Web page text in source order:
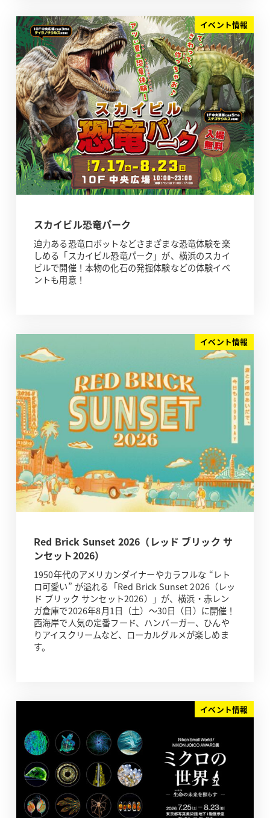
イベント情報
スカイビル恐竜パーク
迫力ある恐竜ロボットなどさまざまな恐竜体験を楽
しめる「スカイビル恐竜パーク」が、横浜のスカイ
ビルで開催！本物の化石の発掘体験などの体験イベ
ントも用意！
イベント情報
Red Brick Sunset 2026（レッド ブリック サ
ンセット2026）
1950年代のアメリカンダイナーやカラフルな “レト
ロ可愛い” が溢れる「Red Brick Sunset 2026（レッ
ド ブリック サンセット2026）」が、横浜・赤レン
ガ倉庫で2026年8月1日（土）～30日（日）に開催！
西海岸で人気の定番フード、ハンバーガー、ひんや
りアイスクリームなど、ローカルグルメが楽しめま
す。
イベント情報